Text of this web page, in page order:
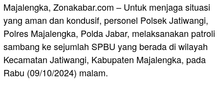
Majalengka, Zonakabar.com – Untuk menjaga situasi
yang aman dan kondusif, personel Polsek Jatiwangi,
Polres Majalengka, Polda Jabar, melaksanakan patroli
sambang ke sejumlah SPBU yang berada di wilayah
Kecamatan Jatiwangi, Kabupaten Majalengka, pada
Rabu (09/10/2024) malam.